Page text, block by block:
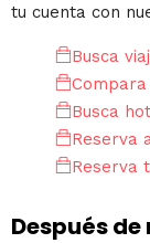
tu cuenta con
Busca
Busca
Reserva
Reserva
Después